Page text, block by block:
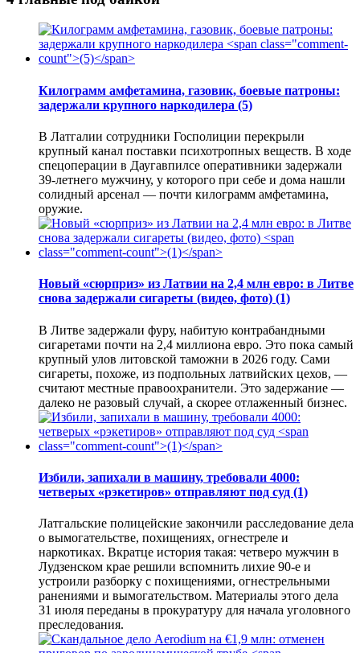
Килограмм амфетамина, газовик, боевые патроны:
задержали крупного наркодилера (5)
В Латгалии сотрудники Госполиции перекрыли
крупный канал поставки психотропных веществ. В ходе
спецоперации в Даугавпилсе оперативники задержали
39-летнего мужчину, у которого при себе и дома нашли
солидный арсенал — почти килограмм амфетамина,
оружие.
Новый «сюрприз» из Латвии на 2,4 млн евро: в Литве
снова задержали сигареты (видео, фото) (1)
В Литве задержали фуру, набитую контрабандными
сигаретами почти на 2,4 миллиона евро. Это пока самый
крупный улов литовской таможни в 2026 году. Сами
сигареты, похоже, из подпольных латвийских цехов, —
считают местные правоохранители. Это задержание —
далеко не разовый случай, а скорее отлаженный бизнес.
Избили, запихали в машину, требовали 4000:
четверых «рэкетиров» отправляют под суд (1)
Латгальские полицейские закончили расследование дела
о вымогательстве, похищениях, огнестреле и
наркотиках. Вкратце история такая: четверо мужчин в
Лудзенском крае решили вспомнить лихие 90-е и
устроили разборку с похищениями, огнестрельными
ранениями и вымогательством. Материалы этого дела
31 июля переданы в прокуратуру для начала уголовного
преследования.